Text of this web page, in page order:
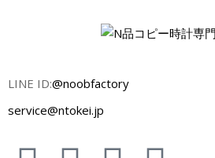
LINE ID:@noobfactory
service@ntokei.jp